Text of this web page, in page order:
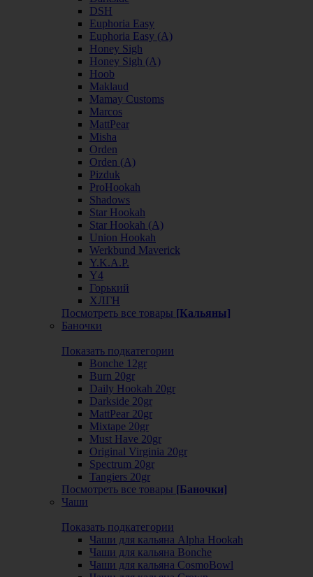
DSH
Euphoria Easy
Euphoria Easy (А)
Honey Sigh
Honey Sigh (А)
Hoob
Maklaud
Mamay Customs
Marcos
MattPear
Misha
Orden
Orden (А)
Pizduk
ProHookah
Shadows
Star Hookah
Star Hookah (А)
Union Hookah
Werkbund Maverick
Y.K.A.P.
Y4
Горький
ХЛГН
Посмотреть все товары [Кальяны]
Баночки
Показать подкатегории
Bonche 12gr
Burn 20gr
Daily Hookah 20gr
Darkside 20gr
MattPear 20gr
Mixtape 20gr
Must Have 20gr
Original Virginia 20gr
Spectrum 20gr
Tangiers 20gr
Посмотреть все товары [Баночки]
Чаши
Показать подкатегории
Чаши для кальяна Alpha Hookah
Чаши для кальяна Bonche
Чаши для кальяна CosmoBowl